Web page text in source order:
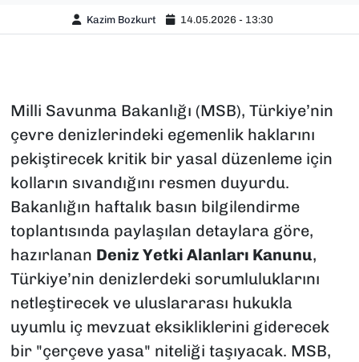
Kazim Bozkurt 14.05.2026 - 13:30
Milli Savunma Bakanlığı (MSB), Türkiye’nin
çevre denizlerindeki egemenlik haklarını
pekiştirecek kritik bir yasal düzenleme için
kolların sıvandığını resmen duyurdu.
Bakanlığın haftalık basın bilgilendirme
toplantısında paylaşılan detaylara göre,
hazırlanan Deniz Yetki Alanları Kanunu,
Türkiye’nin denizlerdeki sorumluluklarını
netleştirecek ve uluslararası hukukla
uyumlu iç mevzuat eksikliklerini giderecek
bir "çerçeve yasa" niteliği taşıyacak. MSB,